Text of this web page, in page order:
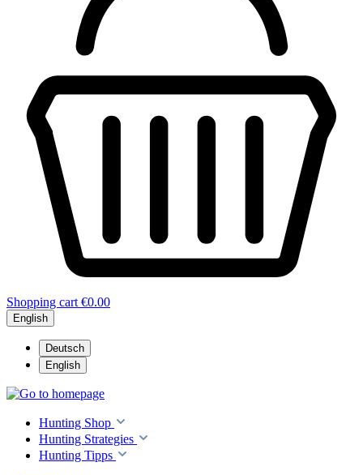
Shopping cart €0.00
English
Deutsch
English
Hunting Shop
Hunting Strategies
Hunting Tipps